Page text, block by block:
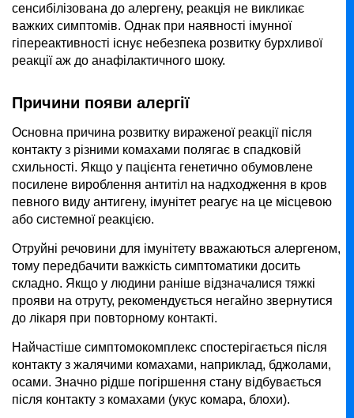
сенсибілізована до алергену, реакція не викликає
важких симптомів. Однак при наявності імунної
гіпереактивності існує небезпека розвитку бурхливої
реакції аж до анафілактичного шоку.
Причини появи алергії
Основна причина розвитку вираженої реакції після
контакту з різними комахами полягає в спадковій
схильності. Якщо у пацієнта генетично обумовлене ​​
посилене вироблення антитіл на надходження в кров
певного виду антигену, імунітет реагує на це місцевою
або системної реакцією.
Отруйні речовини для імунітету вважаються алергеном,
тому передбачити важкість симптоматики досить
складно. Якщо у людини раніше відзначалися тяжкі
прояви на отруту, рекомендується негайно звернутися
до лікаря при повторному контакті.
Найчастіше симптомокомплекс спостерігається після
контакту з жалячими комахами, наприклад, бджолами,
осами. Значно рідше погіршення стану відбувається
після контакту з комахами (укус комара, блохи).